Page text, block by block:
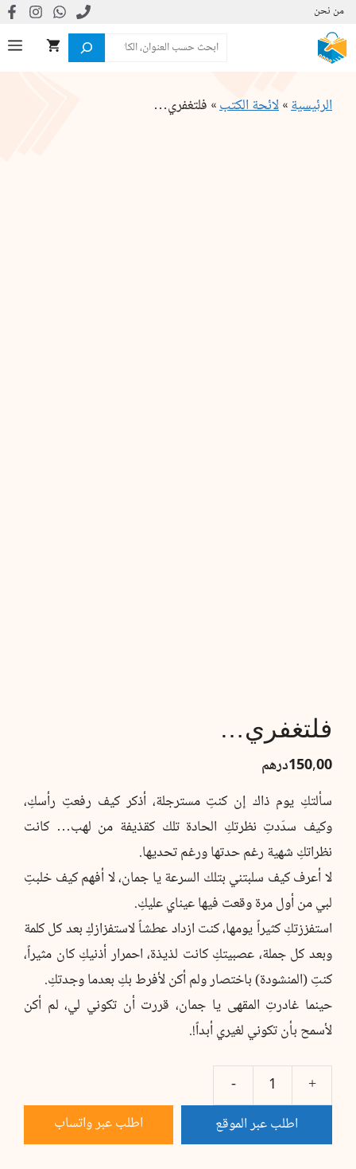
انتقل
إلى
المحتوى
من نحن
البحث
الرئيسية»لائحة الكتب» فلتغفري…
فلتغفري…
150,00درهم
سألتكِ يوم ذاك إن كنتِ مسترجلة، أذكر كيف رفعتِ رأسكِ،
وكيف سدّدتِ نظرتكِ الحادة تلك كقذيفة من لهب… كانت
نظراتكِ شهية رغم حدتها ورغم تحديها.
لا أعرف كيف سلبتني بتلك السرعة يا جمان، لا أفهم كيف خلبتِ
لبي من أول مرة وقعت فيها عيناي عليكِ.
استفززتكِ كثيراً يومها، كنت ازداد عطشاً لاستفزازكِ بعد كل كلمة
وبعد كل جملة، عصبيتكِ كانت لذيذة، احمرار أذنيكِ كان مثيراً،
كنتِ (المنشودة) باختصار ولم أكن لأفرط بكِ بعدما وجدتكِ.
حينما غادرتِ المقهى يا جمان، قررت أن تكوني لي، لم أكن
لأسمح بأن تكوني لغيري أبداً!.
كمية
فلتغفري...اطلب عبر الموقع اطلب عبر واتساب